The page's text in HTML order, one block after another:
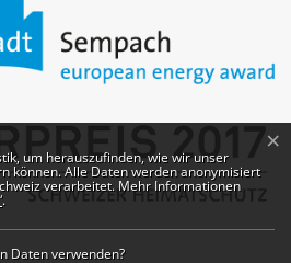
um herauszufinden, wie wir unser
können. Alle Daten werden anonymisiert
verarbeitet. Mehr Informationen
.
Daten verwenden?
×